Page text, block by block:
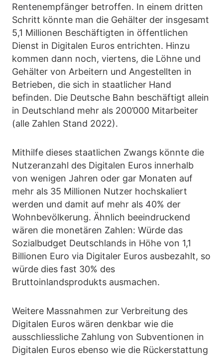
Rentenempfänger betroffen. In einem dritten
Schritt könnte man die Gehälter der insgesamt
5,1 Millionen Beschäftigten in öffentlichen
Dienst in Digitalen Euros entrichten. Hinzu
kommen dann noch, viertens, die Löhne und
Gehälter von Arbeitern und Angestellten in
Betrieben, die sich in staatlicher Hand
befinden. Die Deutsche Bahn beschäftigt allein
in Deutschland mehr als 200’000 Mitarbeiter
(alle Zahlen Stand 2022).
Mithilfe dieses staatlichen Zwangs könnte die
Nutzeranzahl des Digitalen Euros innerhalb
von wenigen Jahren oder gar Monaten auf
mehr als 35 Millionen Nutzer hochskaliert
werden und damit auf mehr als 40% der
Wohnbevölkerung. Ähnlich beeindruckend
wären die monetären Zahlen: Würde das
Sozialbudget Deutschlands in Höhe von 1,1
Billionen Euro via Digitaler Euros ausbezahlt, so
würde dies fast 30% des
Bruttoinlandsprodukts ausmachen.
Weitere Massnahmen zur Verbreitung des
Digitalen Euros wären denkbar wie die
ausschliessliche Zahlung von Subventionen in
Digitalen Euros ebenso wie die Rückerstattung